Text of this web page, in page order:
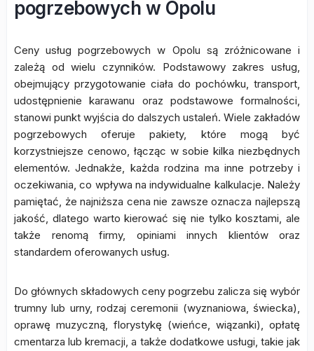
pogrzebowych w Opolu
Ceny usług pogrzebowych w Opolu są zróżnicowane i
zależą od wielu czynników. Podstawowy zakres usług,
obejmujący przygotowanie ciała do pochówku, transport,
udostępnienie karawanu oraz podstawowe formalności,
stanowi punkt wyjścia do dalszych ustaleń. Wiele zakładów
pogrzebowych oferuje pakiety, które mogą być
korzystniejsze cenowo, łącząc w sobie kilka niezbędnych
elementów. Jednakże, każda rodzina ma inne potrzeby i
oczekiwania, co wpływa na indywidualne kalkulacje. Należy
pamiętać, że najniższa cena nie zawsze oznacza najlepszą
jakość, dlatego warto kierować się nie tylko kosztami, ale
także renomą firmy, opiniami innych klientów oraz
standardem oferowanych usług.
Do głównych składowych ceny pogrzebu zalicza się wybór
trumny lub urny, rodzaj ceremonii (wyznaniowa, świecka),
oprawę muzyczną, florystykę (wieńce, wiązanki), opłatę
cmentarza lub kremacji, a także dodatkowe usługi, takie jak